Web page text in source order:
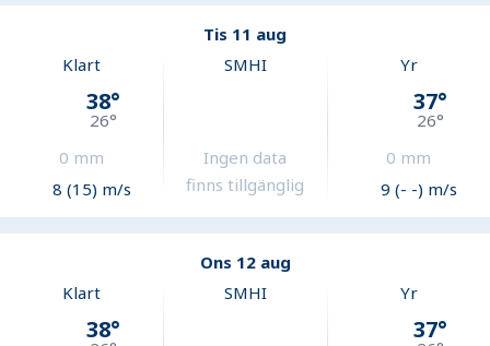
Tis 11 aug
Klart
38°
26°
0 mm
8 (15) m/s
SMHI
Ingen data
finns tillgänglig
Yr
37°
26°
0 mm
9 (- -) m/s
Ons 12 aug
Klart
38°
SMHI Yr
37°